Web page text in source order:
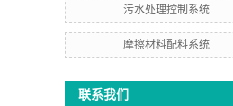
污水处理控制系统
摩擦材料配料系统
联系我们